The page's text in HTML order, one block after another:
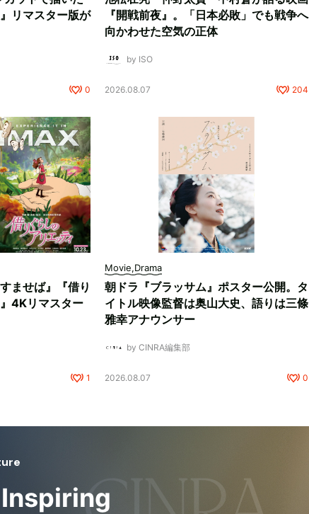
リマスター版が
0
『開戦前夜』。「日本必敗」でも戦争へ
向かわせた空気の正体
by ISO
2026.08.07 204
ませば』『借り
4Kリマスター
1
Movie,Drama
朝ドラ『ブラッサム』ポスター公開。タ
イトル映像監督は奥山大史、語りは三條
雅幸アナウンサー
by CINRA編集部
2026.08.07 0